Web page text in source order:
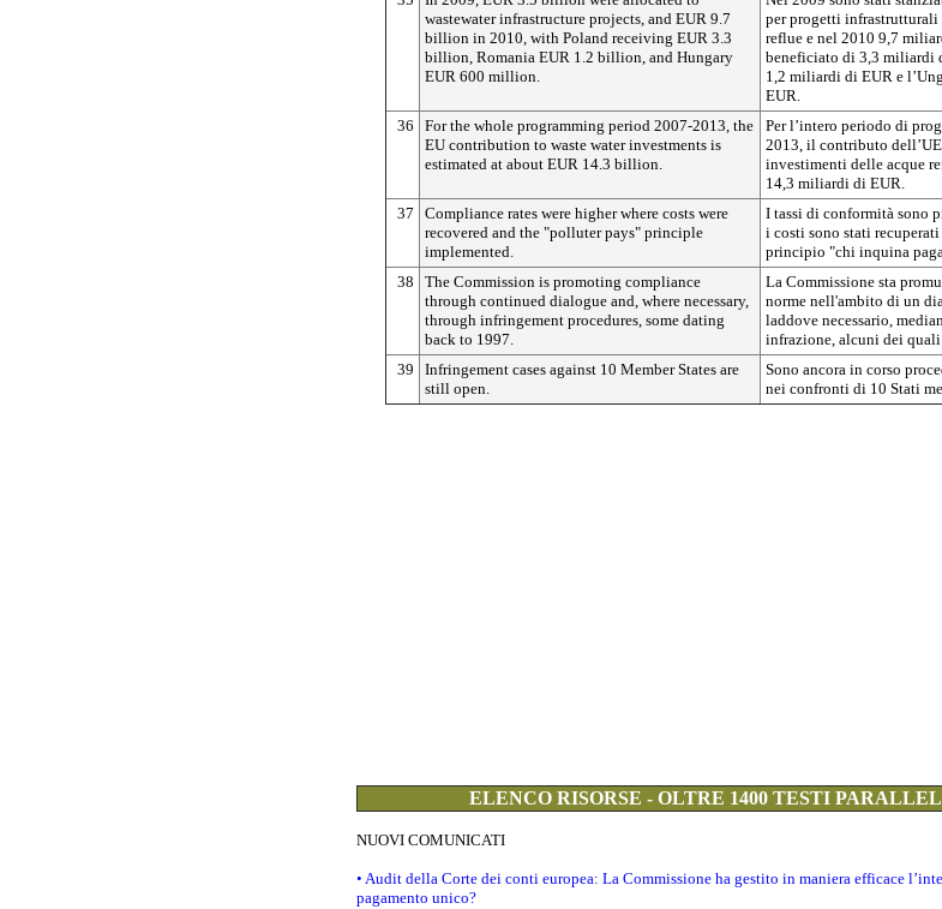
wastewater infrastructure projects, and EUR 9.7
billion in 2010, with Poland receiving EUR 3.3
billion, Romania EUR 1.2 billion, and Hungary
EUR 600 million.
per progetti infrastrutturali
reflue e nel 2010 9,7
beneficiato di 3,3 miliardi
1,2 miliardi di EUR e
EUR.
36
For the whole programming period 2007-2013, the
EU contribution to waste water investments is
estimated at about EUR 14.3 billion.
Per l’intero periodo di
2013, il contributo
investimenti delle acque
14,3 miliardi di EUR.
37
Compliance rates were higher where costs were
recovered and the "polluter pays" principle
implemented.
I tassi di conformità sono
i costi sono stati
principio "chi inquina
38
The Commission is promoting compliance
through continued dialogue and, where necessary,
through infringement procedures, some dating
back to 1997.
La Commissione sta
norme nell'ambito di un
laddove necessario,
infrazione, alcuni dei
39
Infringement cases against 10 Member States are
still open.
Sono ancora in corso
nei confronti di 10 Stati
ELENCO RISORSE - OLTRE 1400 TESTI
NUOVI COMUNICATI
• Audit della Corte dei conti europea: La Commissione ha gestito in maniera efficace
pagamento unico?